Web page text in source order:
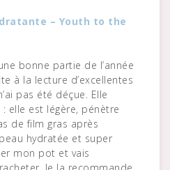
– Youth to the
bonne partie de l’année
à la lecture d’excellentes
pas été déçue. Elle
elle est légère, pénètre
de film gras après
hydratée et super
mon pot et vais